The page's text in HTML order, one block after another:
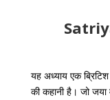
यह अध्याय एक
की कहानी है। जो जया